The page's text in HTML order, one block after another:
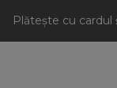
Plătește cu cardul